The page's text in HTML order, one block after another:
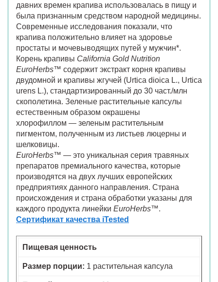
давних времен крапива использовалась в пищу и
была признанным средством народной медицины.
Современные исследования показали, что
крапива положительно влияет на здоровье
простаты и мочевыводящих путей у мужчин*.
Корень крапивы California Gold Nutrition
EuroHerbs™ содержит экстракт корня крапивы
двудомной и крапивы жгучей (Urtica dioica L., Urtica
urens L.), стандартизированный до 30 част./млн
скополетина. Зеленые растительные капсулы
естественным образом окрашены
хлорофиллом — зеленым растительным
пигментом, полученным из листьев люцерны и
шелковицы.
EuroHerbs™ — это уникальная серия травяных
препаратов премиального качества, которые
производятся на двух лучших европейских
предприятиях данного направления. Страна
происхождения и страна обработки указаны для
каждого продукта линейки EuroHerbs™.
Сертификат качества iTested
Пищевая ценность
Размер порции: 1 растительная капсула